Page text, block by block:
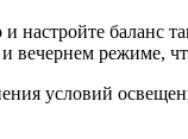
настройте
режиме,
условий